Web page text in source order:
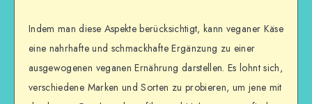
Indem man diese Aspekte berücksichtigt, kann veganer Käse
eine nahrhafte und schmackhafte Ergänzung zu einer
ausgewogenen veganen Ernährung darstellen. Es lohnt sich,
verschiedene Marken und Sorten zu probieren, um jene mit